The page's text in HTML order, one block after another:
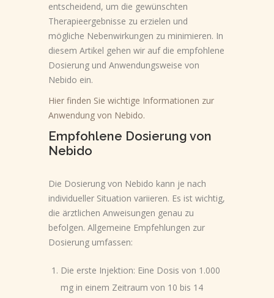
entscheidend, um die gewünschten
Therapieergebnisse zu erzielen und
mögliche Nebenwirkungen zu minimieren. In
diesem Artikel gehen wir auf die empfohlene
Dosierung und Anwendungsweise von
Nebido ein.
Hier finden Sie wichtige Informationen zur
Anwendung von Nebido.
Empfohlene Dosierung von
Nebido
Die Dosierung von Nebido kann je nach
individueller Situation variieren. Es ist wichtig,
die ärztlichen Anweisungen genau zu
befolgen. Allgemeine Empfehlungen zur
Dosierung umfassen:
Die erste Injektion: Eine Dosis von 1.000
mg in einem Zeitraum von 10 bis 14